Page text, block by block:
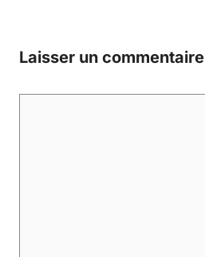
Laisser un commentaire